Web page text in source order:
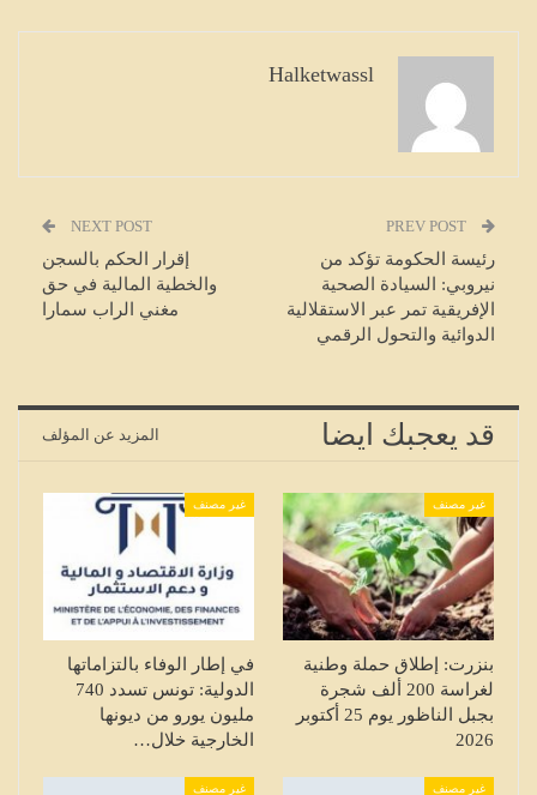
Halketwassl
رئيسة الحكومة تؤكد من
نيروبي: السيادة الصحية
الإفريقية تمر عبر الاستقلالية
الدوائية والتحول الرقمي
NEXT POST
إقرار الحكم بالسجن
والخطية المالية في حق
مغني الراب سمارا
قد يعجبك ايضا المزيد عن المؤلف
غير مصنف
بنزرت: إطلاق حملة وطنية
لغراسة 200 ألف شجرة
بجبل الناظور يوم 25 أكتوبر
2026
غير مصنف
في إطار الوفاء بالتزاماتها
الدولية: تونس تسدد 740
مليون يورو من ديونها
الخارجية خلال…
غير مصنف غير مصنف